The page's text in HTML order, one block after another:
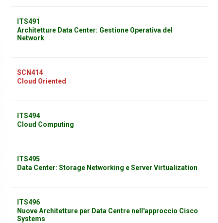
ITS491
Architetture Data Center: Gestione Operativa del
Network
SCN414
Cloud Oriented
ITS494
Cloud Computing
ITS495
Data Center: Storage Networking e Server Virtualization
ITS496
Nuove Architetture per Data Centre nell'approccio Cisco
Systems